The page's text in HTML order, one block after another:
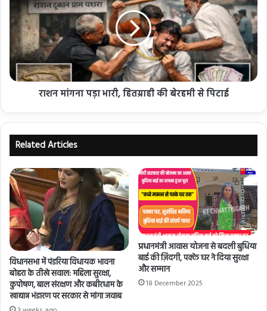
राशन मांगना पड़ा भारी, हितग्राही की बेरहमी से पिटाई
Related Articles
विधानसभा में पंडरिया विधायक भावना
बोहरा के तीखे सवाल: महिला सुरक्षा,
कुपोषण, बाल संरक्षण और कबीरधाम के
खाद्यान्न भंडारण पर सरकार से मांगा जवाब
प्रधानमंत्री आवास योजना से बदली बुधिया
बाई की ज़िंदगी, पक्के घर ने दिया सुरक्षा
और सम्मान
18 December 2025